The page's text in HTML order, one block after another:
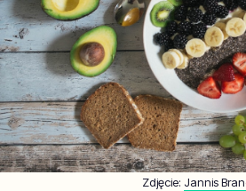
Zdjęcie: Jannis